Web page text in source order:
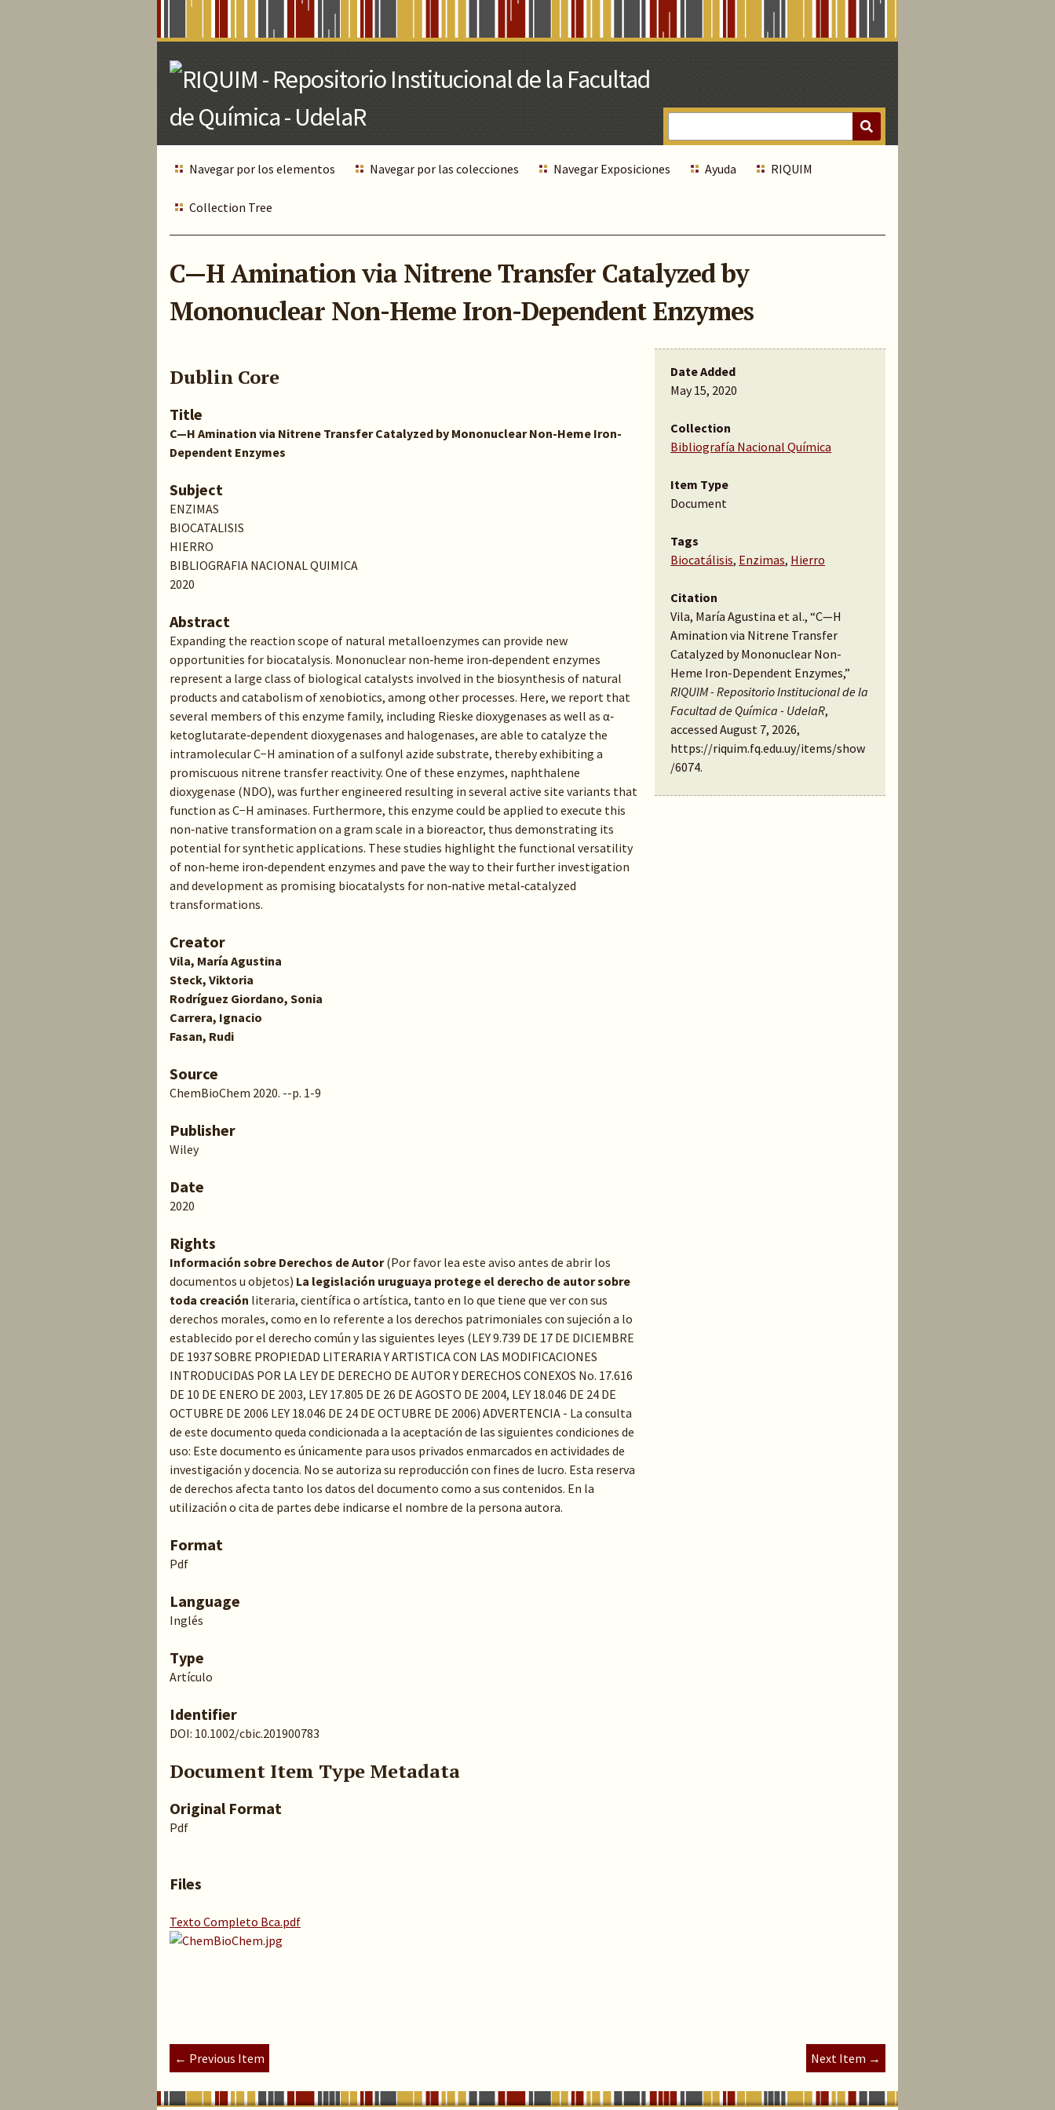
Navegar por los elementos Navegar por las colecciones Navegar Exposiciones Ayuda RIQUIM
Collection Tree
C—H Amination via Nitrene Transfer Catalyzed by
Mononuclear Non-Heme Iron-Dependent Enzymes
Dublin Core
Title
C—H Amination via Nitrene Transfer Catalyzed by Mononuclear Non-Heme Iron-
Dependent Enzymes
Subject
ENZIMAS
BIOCATALISIS
HIERRO
BIBLIOGRAFIA NACIONAL QUIMICA
2020
Abstract
Expanding the reaction scope of natural metalloenzymes can provide new
opportunities for biocatalysis. Mononuclear non‐heme iron‐dependent enzymes
represent a large class of biological catalysts involved in the biosynthesis of natural
products and catabolism of xenobiotics, among other processes. Here, we report that
several members of this enzyme family, including Rieske dioxygenases as well as α‐
ketoglutarate‐dependent dioxygenases and halogenases, are able to catalyze the
intramolecular C−H amination of a sulfonyl azide substrate, thereby exhibiting a
promiscuous nitrene transfer reactivity. One of these enzymes, naphthalene
dioxygenase (NDO), was further engineered resulting in several active site variants that
function as C−H aminases. Furthermore, this enzyme could be applied to execute this
non‐native transformation on a gram scale in a bioreactor, thus demonstrating its
potential for synthetic applications. These studies highlight the functional versatility
of non‐heme iron‐dependent enzymes and pave the way to their further investigation
and development as promising biocatalysts for non‐native metal‐catalyzed
transformations.
Creator
Vila, María Agustina
Steck, Viktoria
Rodríguez Giordano, Sonia
Carrera, Ignacio
Fasan, Rudi
Source
ChemBioChem 2020. --p. 1-9
Publisher
Wiley
Date
2020
Rights
Información sobre Derechos de Autor(Por favor lea este aviso antes de abrir los
documentos u objetos) La legislación uruguaya protege el derecho de autor sobre
toda creación literaria, científica o artística, tanto en lo que tiene que ver con sus
derechos morales, como en lo referente a los derechos patrimoniales con sujeción a lo
establecido por el derecho común y las siguientes leyes (LEY 9.739 DE 17 DE DICIEMBRE
DE 1937 SOBRE PROPIEDAD LITERARIA Y ARTISTICA CON LAS MODIFICACIONES
INTRODUCIDAS POR LA LEY DE DERECHO DE AUTOR Y DERECHOS CONEXOS No. 17.616
DE 10 DE ENERO DE 2003, LEY 17.805 DE 26 DE AGOSTO DE 2004, LEY 18.046 DE 24 DE
OCTUBRE DE 2006 LEY 18.046 DE 24 DE OCTUBRE DE 2006) ADVERTENCIA - La consulta
de este documento queda condicionada a la aceptación de las siguientes condiciones de
uso: Este documento es únicamente para usos privados enmarcados en actividades de
investigación y docencia. No se autoriza su reproducción con fines de lucro. Esta reserva
de derechos afecta tanto los datos del documento como a sus contenidos. En la
utilización o cita de partes debe indicarse el nombre de la persona autora.
Format
Pdf
Language
Inglés
Type
Artículo
Identifier
DOI: 10.1002/cbic.201900783
Document Item Type Metadata
Original Format
Pdf
Files
Texto Completo Bca.pdf
Date Added
May 15, 2020
Collection
Bibliografía Nacional Química
Item Type
Document
Tags
Biocatálisis, Enzimas, Hierro
Citation
Vila, María Agustina et al., “C—H
Amination via Nitrene Transfer
Catalyzed by Mononuclear Non-
Heme Iron-Dependent Enzymes,”
RIQUIM - Repositorio Institucional de la
Facultad de Química - UdelaR,
accessed August 7, 2026,
https://riquim.fq.edu.uy/items/show
/6074.
← Previous Item Next Item →